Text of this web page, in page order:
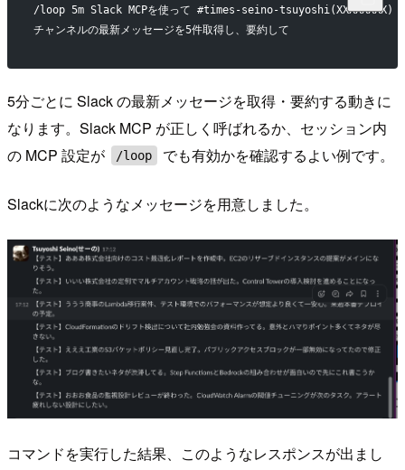
/loop 5m Slack MCPを使って #times-seino-tsuyoshi(XXXXXXXX)
チャンネルの最新メッセージを5件取得し、要約して
5分ごとに Slack の最新メッセージを取得・要約する動きに
なります。Slack MCP が正しく呼ばれるか、セッション内
の MCP 設定が
/loop でも有効かを確認するよい例です。
Slackに次のようなメッセージを用意しました。
コマンドを実行した結果、このようなレスポンスが出まし